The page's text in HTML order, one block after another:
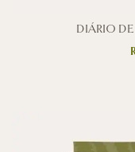
DIÁRIO